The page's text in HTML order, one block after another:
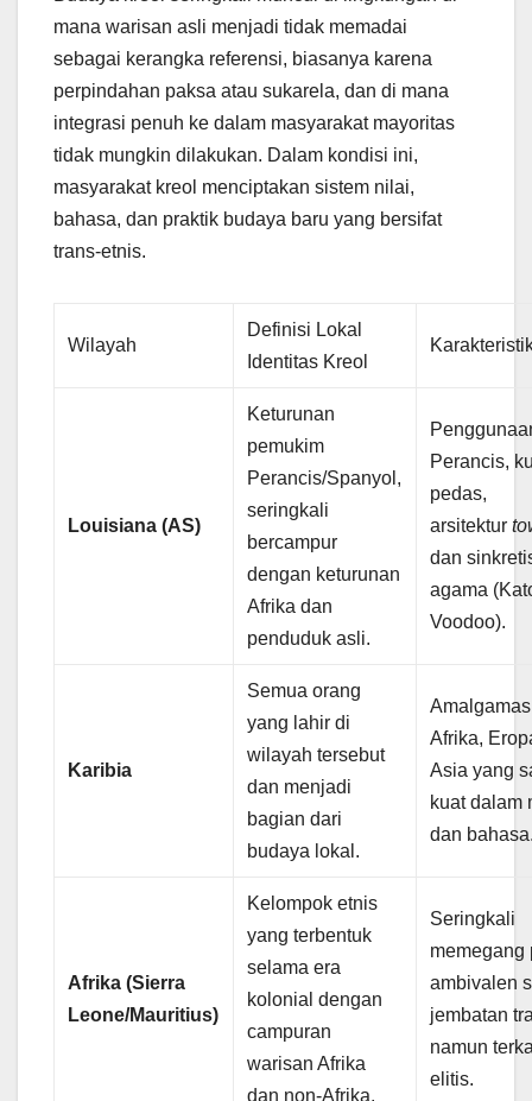
mana warisan asli menjadi tidak memadai
sebagai kerangka referensi, biasanya karena
perpindahan paksa atau sukarela, dan di mana
integrasi penuh ke dalam masyarakat mayoritas
tidak mungkin dilakukan. Dalam kondisi ini,
masyarakat kreol menciptakan sistem nilai,
bahasa, dan praktik budaya baru yang bersifat
trans-etnis.
Wilayah
Definisi Lokal
Identitas Kreol
Louisiana (AS)
Keturunan
pemukim
Perancis/Spanyol,
seringkali
bercampur
dengan keturunan
Afrika dan
penduduk asli.
Perancis,
pedas,
arsitektur
dan
agama
Voodoo).
Karibia
Semua orang
yang lahir di
wilayah tersebut
dan menjadi
bagian dari
budaya lokal.
Afrika,
Asia yang
kuat dalam
dan
Afrika (Sierra
Leone/Mauritius)
Kelompok etnis
yang terbentuk
selama era
kolonial dengan
campuran
warisan Afrika
dan non-Afrika.
Seringkali
memegang
ambivalen
jembatan
namun
elitis.